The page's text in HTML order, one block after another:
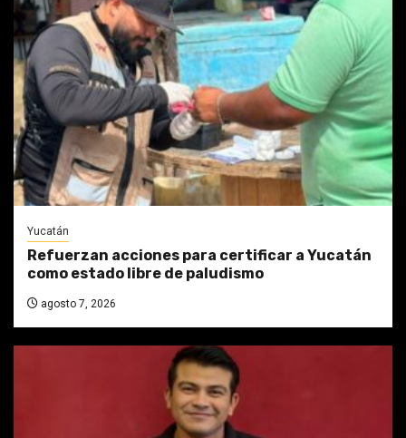
Yucatán
Refuerzan acciones para certificar a Yucatán
como estado libre de paludismo
agosto 7, 2026